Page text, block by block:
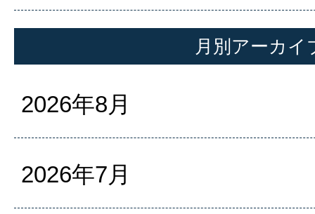
月別アーカイ
2026年8月
2026年7月